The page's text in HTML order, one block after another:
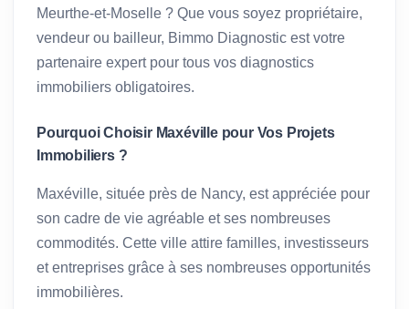
Meurthe-et-Moselle ? Que vous soyez propriétaire,
vendeur ou bailleur, Bimmo Diagnostic est votre
partenaire expert pour tous vos diagnostics
immobiliers obligatoires.
Pourquoi Choisir Maxéville pour Vos Projets
Immobiliers ?
Maxéville, située près de Nancy, est appréciée pour
son cadre de vie agréable et ses nombreuses
commodités. Cette ville attire familles, investisseurs
et entreprises grâce à ses nombreuses opportunités
immobilières.